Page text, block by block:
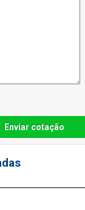
Enviar cotação